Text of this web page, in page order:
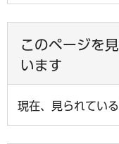
このページを
います
現在、見られてい